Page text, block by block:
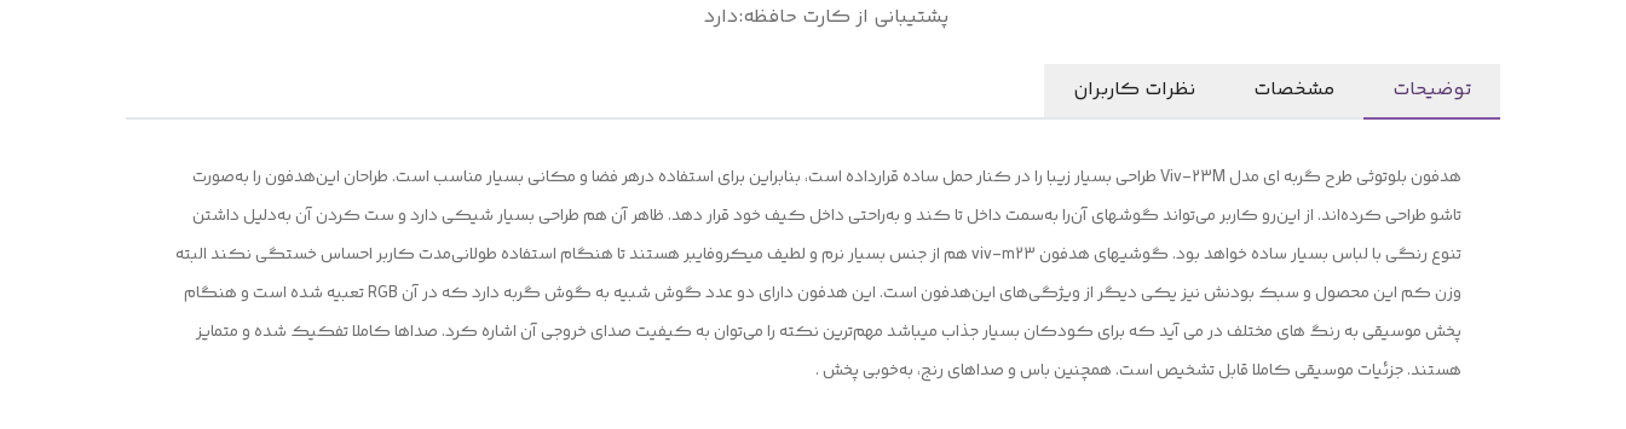
پشتیبانی از کارت حافظه:دارد
توضیحات مشخصات نظرات کاربران
هدفون بلوتوثی طرح گربه ای مدل Viv-23M طراحی بسیار زیبا را در کنار حمل ساده قرار‌داده است، بنابراین برای استفاده درهر فضا و مکانی بسیار مناسب است. طراحان این‌هدفون را به‌صورت
تاشو طراحی کرده‌اند. از این‌رو کاربر می‌تواند گوشهای آن‌را به‌سمت داخل تا کند و به‌راحتی داخل کیف خود قرار دهد. ظاهر آن هم طراحی بسیار شیکی دارد و ست کردن آن به‌دلیل داشتن
تنوع رنگی با لباس بسیار ساده خواهد بود. گوشیهای هدفون viv-m23 هم از جنس بسیار نرم و لطیف میکروفایبر هستند تا هنگام استفاده طولانی‌مدت کاربر احساس خستگی نکند البته
وزن کم این محصول و سبک بودنش نیز یکی دیگر از ویژگی‌های این‌هدفون است. این هدفون دارای دو عدد گوش شبیه به گوش گربه دارد که در آن RGB تعبیه شده است و هنگام
پخش موسیقی به رنگ های مختلف در می آید که برای کودکان بسیار جذاب میباشد مهم‌ترین نکته را می‌توان به کیفیت صدای خروجی آن اشاره کرد. صداها کاملا تفکیک شده و متمایز
هستند. جزئیات موسیقی کاملا قابل تشخیص است. همچنین باس و صداهای رنج، به‌خوبی پخش .